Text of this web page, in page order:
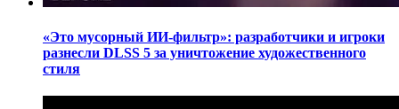
«Это мусорный ИИ-фильтр»: разработчики и игроки
разнесли DLSS 5 за уничтожение художественного
стиля